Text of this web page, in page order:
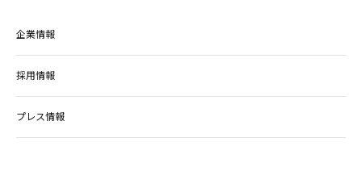
企業情報
採用情報
プレス情報